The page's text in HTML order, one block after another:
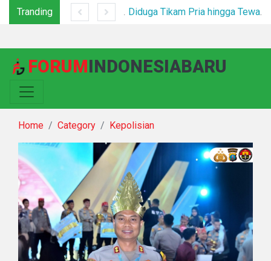
Tranding Diduga Tikam Pria hingga Tewas di Plaza Kabanjahe, Pelaku Diamankan Beberapa Menit Setelah Kejadian
FORUMINDONESIABARU
Home Category Kepolisian